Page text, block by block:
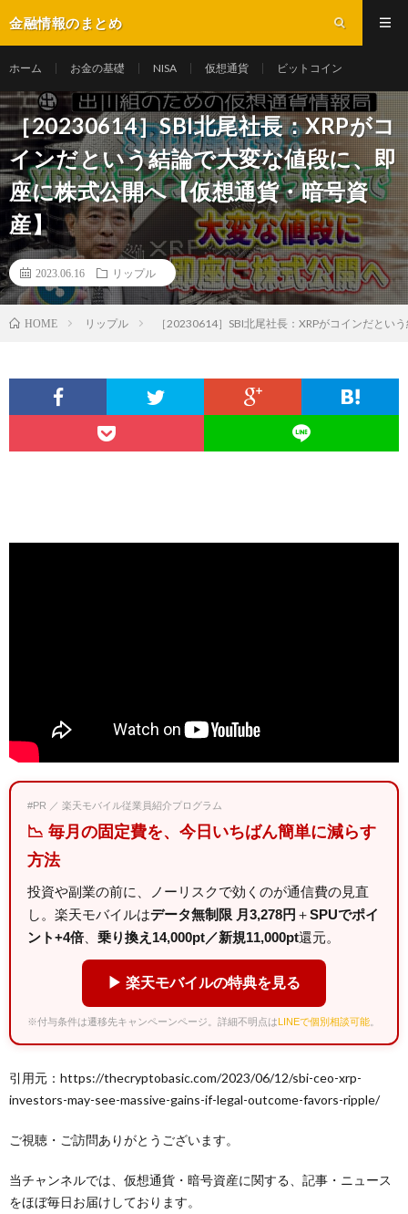
金融情報のまとめ
ホーム お金の基礎 NISA 仮想通貨 ビットコイン
［20230614］SBI北尾社長：XRPがコ
インだという結論で大変な値段に、即
座に株式公開へ【仮想通貨・暗号資
産】
2023.06.16 リップル
HOME リップル ［20230614］SBI北尾社長：XRPがコインだと
#PR ／ 楽天モバイル従業員紹介プログラム
📉 毎月の固定費を、今日いちばん簡単に減らす
方法
投資や副業の前に、ノーリスクで効くのが通信費の見直
し。楽天モバイルはデータ無制限 月3,278円 ＋SPUでポイ
ント+4倍
乗り換え14,000pt／新規11,000pt還元。
▶ 楽天モバイルの特典を見る
※付与条件は遷移先キャンペーンページ。詳細不明点はLINEで個別相談可能
引用元：https://thecryptobasic.com/2023/06/12/sbi-ceo-xrp-
investors-may-see-massive-gains-if-legal-outcome-favors-ripple/
ご視聴・ご訪問ありがとうございます。
当チャンネルでは、仮想通貨・暗号資産に関する、記事・ニュース
をほぼ毎日お届けしております。